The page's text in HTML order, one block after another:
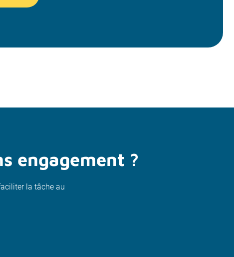
engagement ?
la tâche au